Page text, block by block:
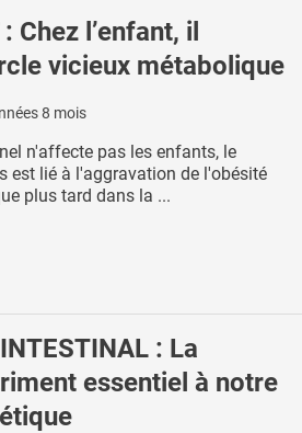
Chez l’enfant, il
vicieux métabolique
8 mois
n'affecte pas les enfants, le
est lié à l'aggravation de l'obésité
plus tard dans la ...
: La
essentiel à notre